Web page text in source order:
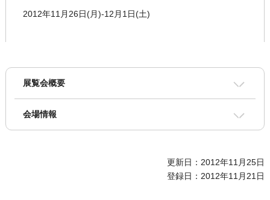
2012年11月26日(月)-12月1日(土)
展覧会概要
会場情報
更新日：2012年11月25日
登録日：2012年11月21日